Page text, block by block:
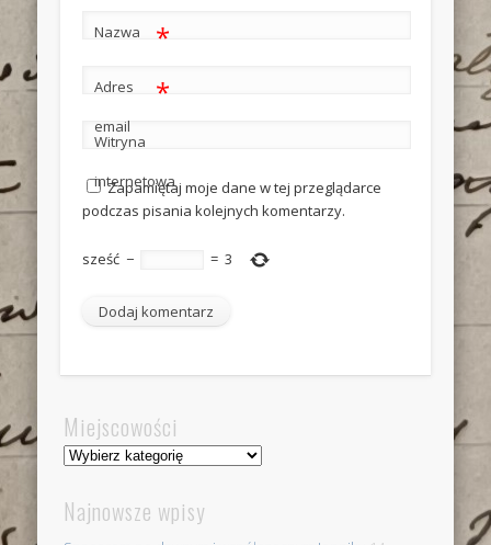
Nazwa *
Adres
email
*
Witryna
internetowa
Zapamiętaj moje dane w tej przeglądarce
podczas pisania kolejnych komentarzy.
sześć − = 3
Miejscowości
Miejscowości
Najnowsze wpisy